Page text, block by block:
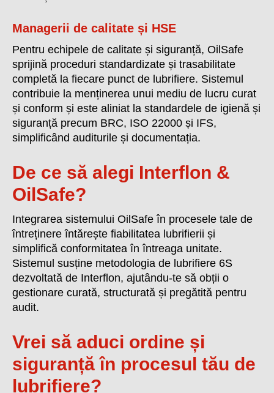
Managerii de calitate și HSE
Pentru echipele de calitate și siguranță, OilSafe
sprijină proceduri standardizate și trasabilitate
completă la fiecare punct de lubrifiere. Sistemul
contribuie la menținerea unui mediu de lucru curat
și conform și este aliniat la standardele de igienă și
siguranță precum BRC, ISO 22000 și IFS,
simplificând auditurile și documentația.
De ce să alegi Interflon &
OilSafe?
Integrarea sistemului OilSafe în procesele tale de
întreținere întărește fiabilitatea lubrifierii și
simplifică conformitatea în întreaga unitate.
Sistemul susține metodologia de lubrifiere 6S
dezvoltată de Interflon, ajutându-te să obții o
gestionare curată, structurată și pregătită pentru
audit.
Vrei să aduci ordine și
siguranțăîn procesul tău de
lubrifiere?